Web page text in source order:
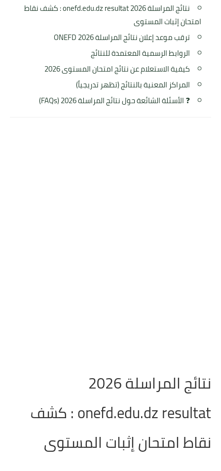
نتائج المراسلة 2026 onefd.edu.dz resultat : كشف نقاط
امتحان إثبات المستوى
ترقب موعد إعلان نتائج المراسلة 2026 ONEFD
الروابط الرسمية المعتمدة للنتائج
كيفية الاستعلام عن نتائج امتحان المستوى 2026
المراكز المعنية بالنتائج (تظهر تدريجياً)
❓ الأسئلة الشائعة حول نتائج المراسلة 2026 (FAQs)
نتائج المراسلة 2026
onefd.edu.dz resultat : كشف
نقاط امتحان إثبات المستوى